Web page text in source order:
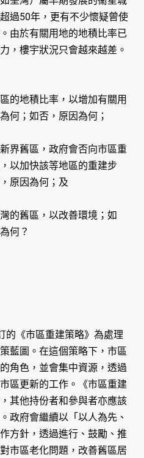
過50年，更有不少懷疑曾使
由於有關用地的地積比率已
，樓宇狀況只會越來越差。
的地積比率，以增加有關用
何；如否，原因為何；
界舊區，政府會否向市區重
以加快該等地區的重建步
原因為何；及
的舊區，以改善環境；如
何？
的《市區重建策略》為處理
藍圖。在這個策略下，市區
角色，並會集中資源，透過
區更新的工作。《市區重建
其他持份者和參與者亦應該
政府會繼續以「以人為先、
方針，透過進行、鼓勵、推
市區老化問題，改善舊區居